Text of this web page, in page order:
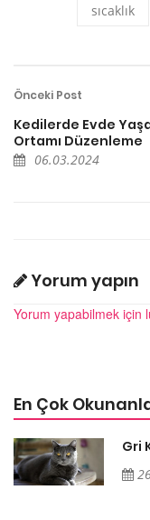
sıcaklık
Önceki Post
Kedilerde Evde
Ortamı Düzenleme
06.03.2024
Yorum yapın
Yorum yapabilmek için
En Çok
Gri